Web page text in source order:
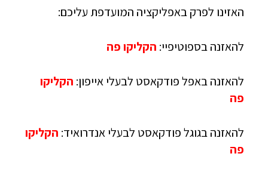
האזינו לפרק באפליקציה המועדפת עליכם:
להאזנה בספוטיפיי: הקליקו פה
להאזנה באפל פודקאסט לבעלי אייפון: הקליקו
פה
להאזנה בגוגל פודקאסט לבעלי אנדרואיד: הקליקו
פה